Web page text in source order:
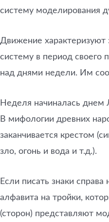
систему моделирования
Движение
систему в период своего
над днями недели. Им
Неделя начиналась днем
В мифологии древних
заканчивается крестом
зло, огонь и вода и т.д.).
Если писать знаки
алфавита на тройки,
(сторон) представляют